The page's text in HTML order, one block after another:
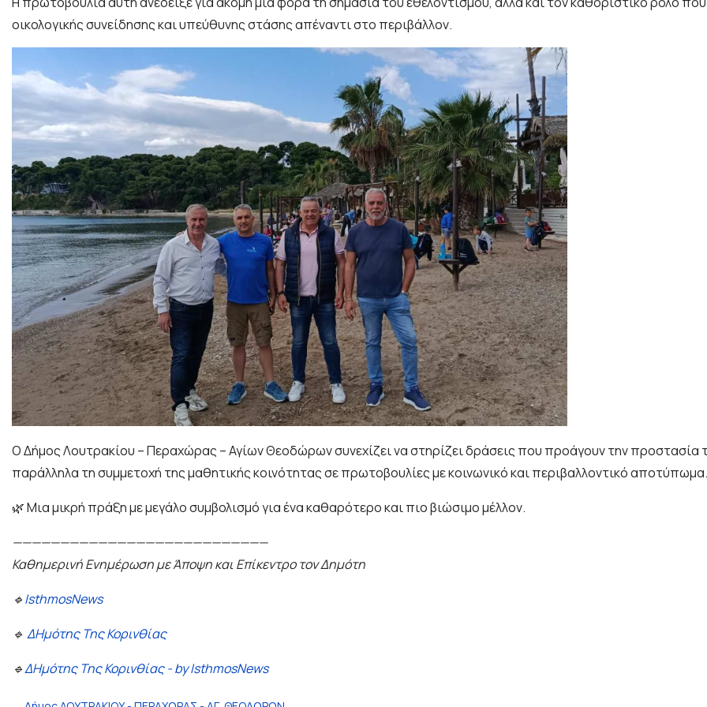
οικολογικής συνείδησης και υπεύθυνης στάσης απέναντι στο περιβάλλον.
Ο Δήμος Λουτρακίου – Περαχώρας – Αγίων Θεοδώρων συνεχίζει να στηρίζει δράσεις που προάγουν την προστασία
παράλληλα τη συμμετοχή της μαθητικής κοινότητας σε πρωτοβουλίες με κοινωνικό και περιβαλλοντικό αποτύπωμα.
🌿 Μια μικρή πράξη με μεγάλο συμβολισμό για ένα καθαρότερο και πιο βιώσιμο μέλλον.
———————————————————————————
Καθημερινή Ενημέρωση με Άποψη και Επίκεντρο τον Δημότη
🔹IsthmosNews
🔹 ΔΗμότης Της Κορινθίας
🔹ΔΗμότης Της Κορινθίας - by IsthmosNews